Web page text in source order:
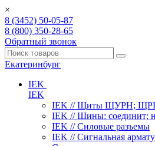
×
8 (3452) 50-05-87
8 (800) 350-28-65
Обратный звонок
Екатеринбург
IEK
IEK
IEK // Щиты ЩУРН;
IEK // Шины: соединит;
IEK // Силовые разъемы
IEK // Сигнальная